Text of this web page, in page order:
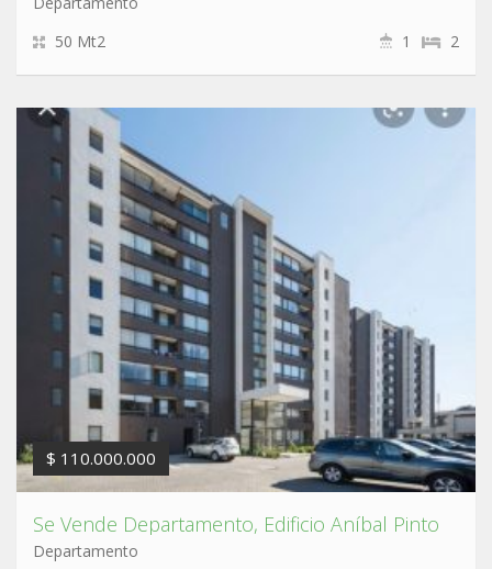
50 Mt2
2
1
$ 110.000.000
Se Vende Departamento, Edificio Aníbal Pinto
Departamento